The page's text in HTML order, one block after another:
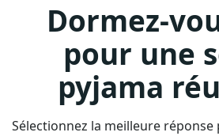
Dormez-
pour une
pyjama
Sélectionnez la meilleure